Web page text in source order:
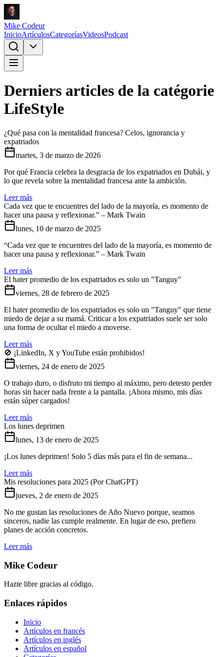
Mike Codeur
InicioArtículosCategoríasVideosPodcast
Derniers articles de la catégorie
LifeStyle
¿Qué pasa con la mentalidad francesa? Celos, ignorancia y
expatriados
martes, 3 de marzo de 2026
Por qué Francia celebra la desgracia de los expatriados en Dubái, y
lo que revela sobre la mentalidad francesa ante la ambición.
Leer más
Cada vez que te encuentres del lado de la mayoría, es momento de
hacer una pausa y reflexionar.” – Mark Twain
lunes, 10 de marzo de 2025
“Cada vez que te encuentres del lado de la mayoría, es momento de
hacer una pausa y reflexionar.” – Mark Twain
Leer más
El hater promedio de los expatriados es solo un "Tanguy"
viernes, 28 de febrero de 2025
El hater promedio de los expatriados es solo un "Tanguy" que tiene
miedo de dejar a su mamá. Criticar a los expatriados suele ser solo
una forma de ocultar el miedo a moverse.
Leer más
🚫 ¡LinkedIn, X y YouTube están prohibidos!
viernes, 24 de enero de 2025
O trabajo duro, o disfruto mi tiempo al máximo, pero detesto perder
horas sin hacer nada frente a la pantalla. ¡Ahora mismo, mis días
están súper cargados!
Leer más
Los lunes deprimen
lunes, 13 de enero de 2025
¡Los lunes deprimen! Solo 5 días más para el fin de semana...
Leer más
Mis resoluciones para 2025 (Por ChatGPT)
jueves, 2 de enero de 2025
No me gustan las resoluciones de Año Nuevo porque, seamos
sinceros, nadie las cumple realmente. En lugar de eso, prefiero
planes de acción concretos.
Leer más
Mike Codeur
Hazte libre gracias al código.
Enlaces rápidos
Inicio
Artículos en francés
Artículos en inglés
Artículos en español